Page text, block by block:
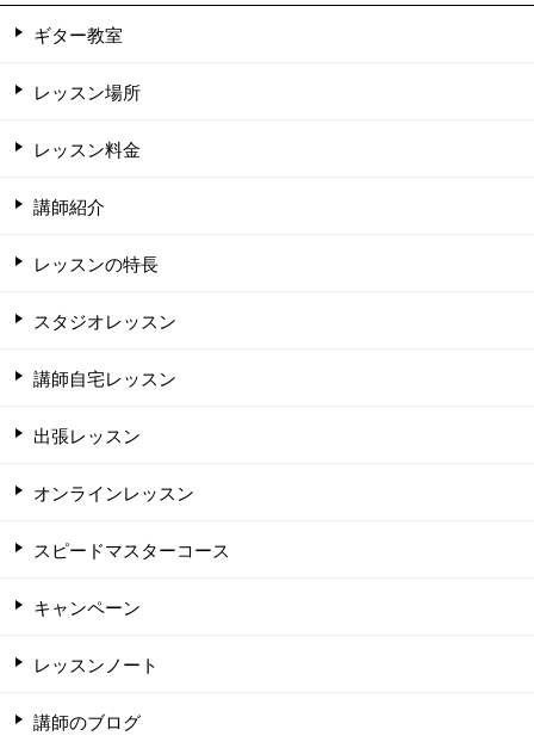
ギター教室
レッスン場所
レッスン料金
講師紹介
レッスンの特長
スタジオレッスン
講師自宅レッスン
出張レッスン
オンラインレッスン
スピードマスターコース
キャンペーン
レッスンノート
講師のブログ